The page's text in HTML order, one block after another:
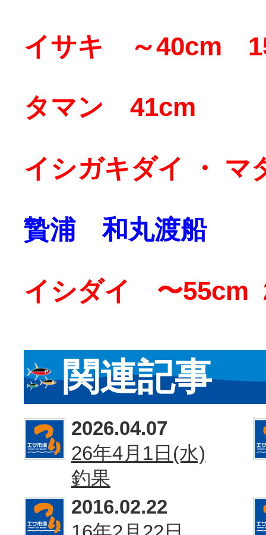
イサキ ～40cm
タマン 41cm
イシガキダイ ・ マ
贄浦 和丸渡船
イシダイ 〜55cm
関連記事
2026.04.07
26年4月1日(水)
釣果
2016.02.22